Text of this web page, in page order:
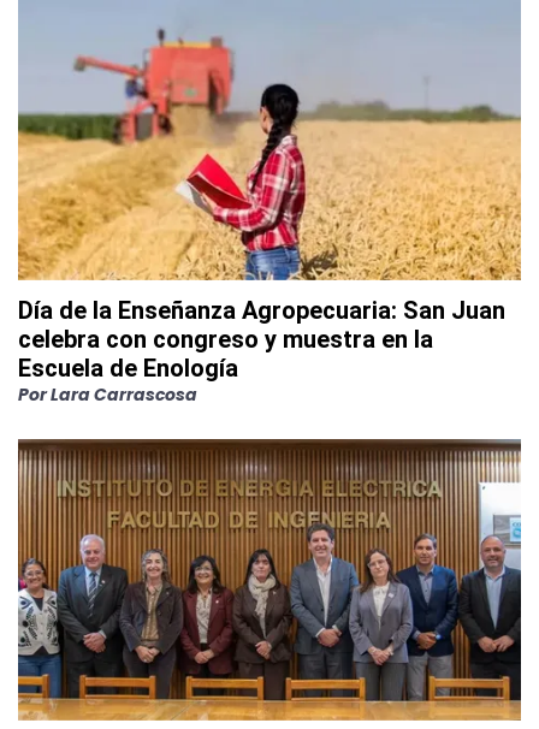
Día de la Enseñanza Agropecuaria: San Juan
celebra con congreso y muestra en la
Escuela de Enología
PorLara Carrascosa